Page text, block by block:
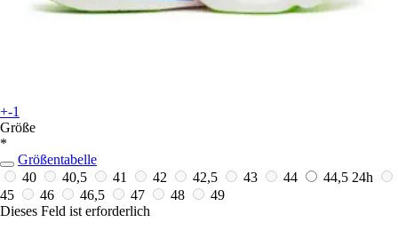
+-1
Größe
*
Größentabelle
40
40,5 41 42 42,5 43 44 44,5 24h
45
46 46,5 47 48
49
Dieses Feld ist erforderlich